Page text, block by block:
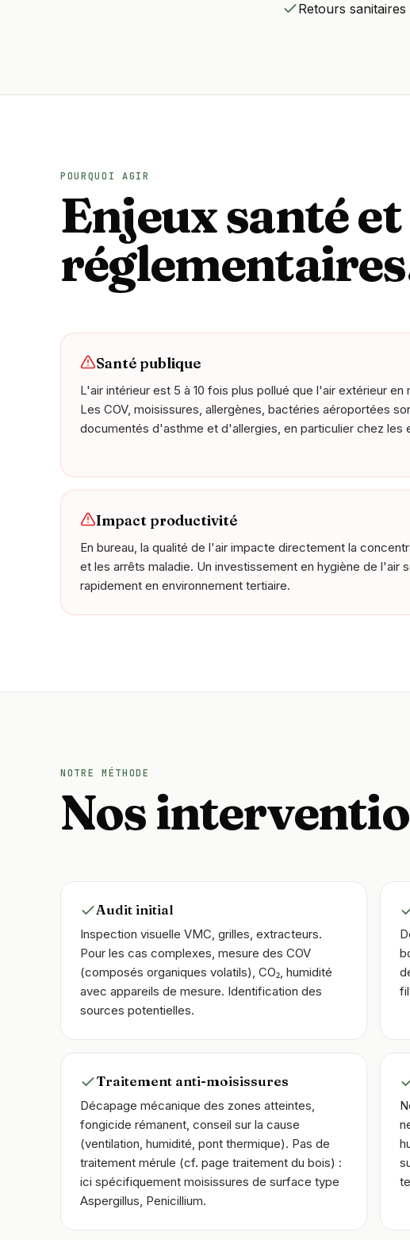
Retours
POURQUOI AGIR
Enjeux santé et
Santé publique
L'air intérieur est 5 à 10 fois plus pollué que l'air extérieur en
Les COV, moisissures, allergènes, bactéries aéroportées
documentés d'asthme et d'allergies, en particulier chez les
Impact productivité
En bureau, la qualité de l'air impacte directement la
et les arrêts maladie. Un investissement en hygiène de l'air
rapidement en environnement tertiaire.
NOTRE MÉTHODE
Nos
Audit initial
Inspection visuelle VMC, grilles, extracteurs.
Pour les cas complexes, mesure des COV
(composés organiques volatils), CO₂, humidité
avec appareils de mesure. Identification des
sources potentielles.
Traitement anti-moisissures
Décapage mécanique des zones atteintes,
fongicide rémanent, conseil sur la cause
(ventilation, humidité, pont thermique). Pas de
traitement mérule (cf. page traitement du bois) :
ici spécifiquement moisissures de surface type
Aspergillus, Penicillium.